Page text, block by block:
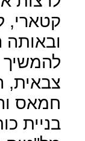
קטארי,
צבאית,
חמאס
בניית